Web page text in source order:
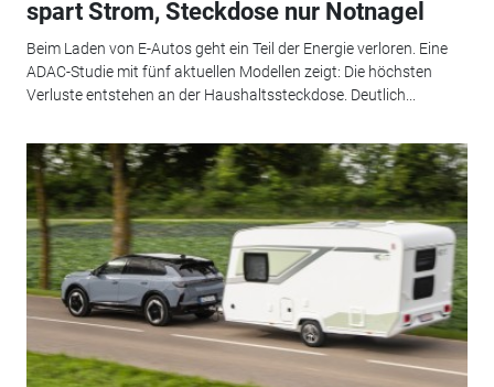
spart Strom, Steckdose nur Notnagel
Beim Laden von E-Autos geht ein Teil der Energie verloren. Eine
ADAC-Studie mit fünf aktuellen Modellen zeigt: Die höchsten
Verluste entstehen an der Haushaltssteckdose. Deutlich...